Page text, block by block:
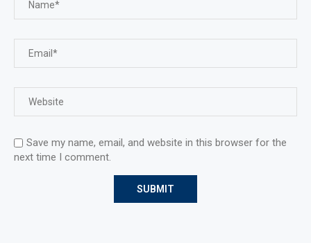
Save my name, email, and website in this browser for the
next time I comment.